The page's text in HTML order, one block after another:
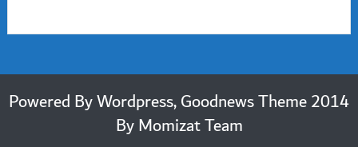
2014 Powered By Wordpress, Goodnews Theme
ByMomizat Team